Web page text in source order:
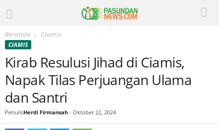
Beranda Ciamis
CIAMIS
Kirab Resulusi Jihad di Ciamis,
Napak Tilas Perjuangan Ulama
dan Santri
PenulisHerdi Firmansah - Oktober 22, 2024